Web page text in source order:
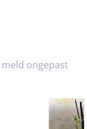
meld ongepast